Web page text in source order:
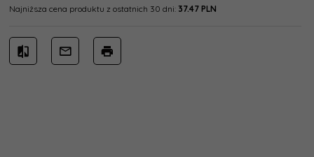
Najniższa cena produktu z ostatnich 30 dni: 37.47 PLN